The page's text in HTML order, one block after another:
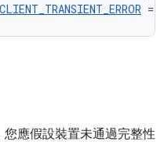
CLIENT_TRANSIENT_ERROR = -
應假設裝置未通過完整性